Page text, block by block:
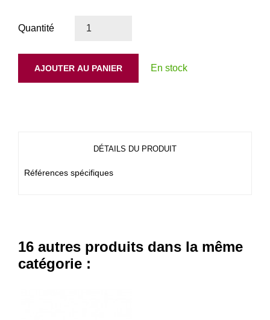
Quantité
AJOUTER AU PANIER En stock
DÉTAILS DU PRODUIT
Références spécifiques
16 autres produits dans la même
catégorie :